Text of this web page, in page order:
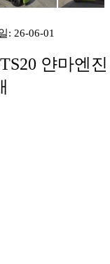
: 26-06-01
얀마엔진